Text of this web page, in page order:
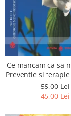
Ce mancam ca sa
Preventie si
in bolile
diabetul
55,00 Lei
45,00 Lei